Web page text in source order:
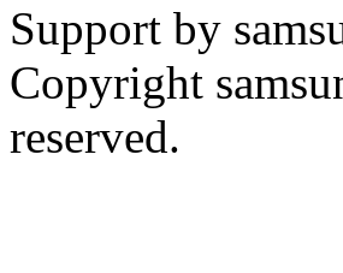
Support by
Copyright
reserved.